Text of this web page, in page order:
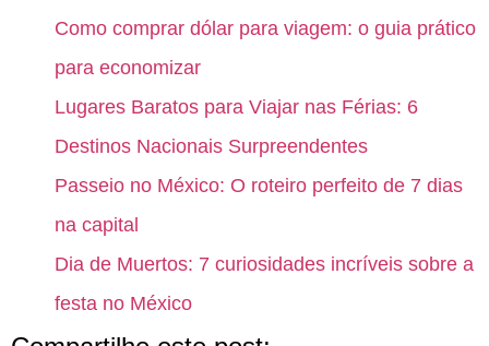
Como comprar dólar para viagem: o guia prático
para economizar
Lugares Baratos para Viajar nas Férias: 6
Destinos Nacionais Surpreendentes
Passeio no México: O roteiro perfeito de 7 dias
na capital
Dia de Muertos: 7 curiosidades incríveis sobre a
festa no México